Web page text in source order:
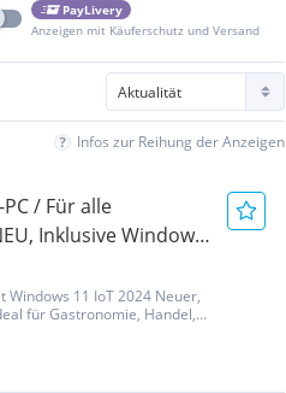
PayLivery
Anzeigen mit Käuferschutz und Versand
Infos zur Reihung der Anzeigen
/ Für alle
Inklusive Windows
Windows 11 IoT 2024 Neuer,
für Gastronomie, Handel,
Windows-
Modell: Z200-156O